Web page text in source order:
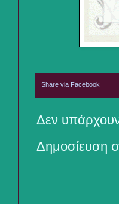
Share via Facebook
Δεν
Δημοσίευση